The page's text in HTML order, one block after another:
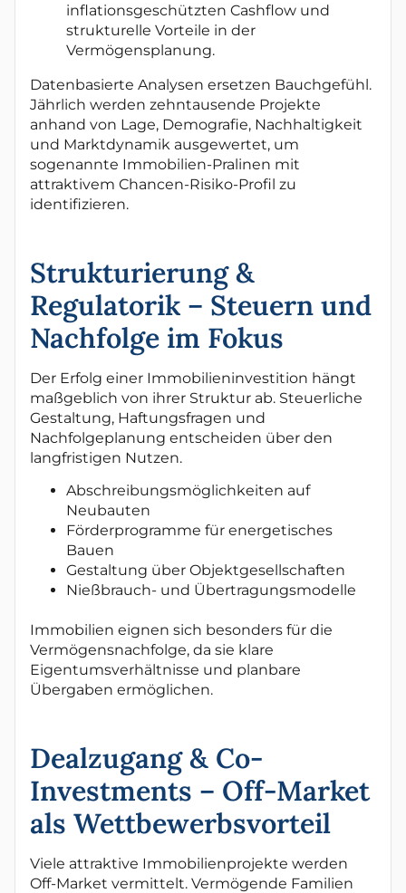
inflationsgeschützten Cashflow und
strukturelle Vorteile in der
Vermögensplanung.
Datenbasierte Analysen ersetzen Bauchgefühl.
Jährlich werden zehntausende Projekte
anhand von Lage, Demografie, Nachhaltigkeit
und Marktdynamik ausgewertet, um
sogenannte Immobilien-Pralinen mit
attraktivem Chancen-Risiko-Profil zu
identifizieren.
Strukturierung &
Regulatorik – Steuern und
Nachfolge im Fokus
Der Erfolg einer Immobilieninvestition hängt
maßgeblich von ihrer Struktur ab. Steuerliche
Gestaltung, Haftungsfragen und
Nachfolgeplanung entscheiden über den
langfristigen Nutzen.
Abschreibungsmöglichkeiten auf
Neubauten
Förderprogramme für energetisches
Bauen
Gestaltung über Objektgesellschaften
Nießbrauch- und Übertragungsmodelle
Immobilien eignen sich besonders für die
Vermögensnachfolge, da sie klare
Eigentumsverhältnisse und planbare
Übergaben ermöglichen.
Dealzugang & Co-
Investments – Off-Market
als Wettbewerbsvorteil
Viele attraktive Immobilienprojekte werden
Off-Market vermittelt. Vermögende Familien